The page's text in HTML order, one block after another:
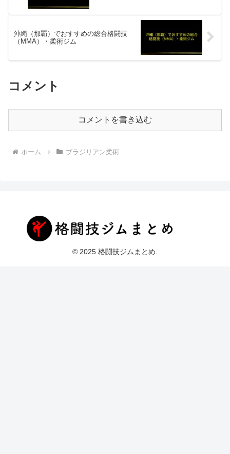
沖縄（那覇）でおすすめの総合格闘技
（MMA）・柔術ジム
コメント
コメントを書き込む
ホーム ブラジリアン柔術
© 2025 格闘技ジムまとめ.